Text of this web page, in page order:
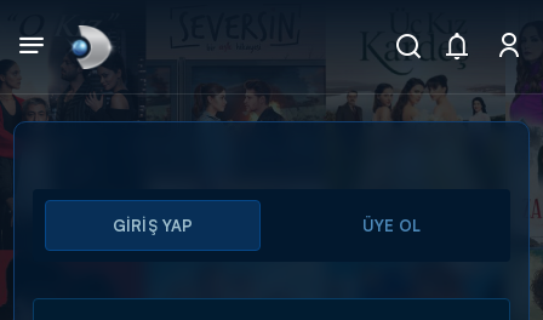
Arama
ARAMA SONUÇLARI
GİRİŞ YAP ÜYE OL